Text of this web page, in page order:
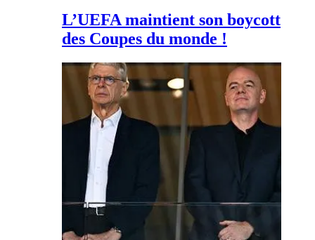
L’UEFA maintient son boycott
des Coupes du monde !